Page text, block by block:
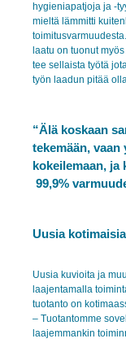
hygieniapatjoja ja -
mieltä lämmitti
laatu on tuonut
tee sellaista työtä
työn laadun pitää
“Älä koskaan
tekemään,
kokeilemaan, ja
99,9%
Uusia
Uusia kuvioita ja
laajentamalla
tuotanto on
– Tuotantomme
laajemmankin